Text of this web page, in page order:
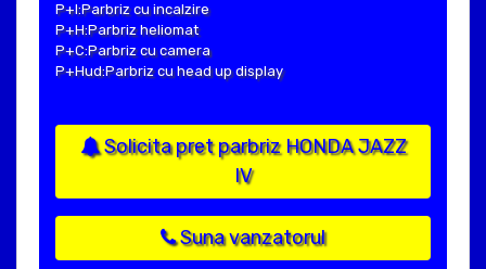
P+I:Parbriz cu incalzire
P+H:Parbriz heliomat
P+C:Parbriz cu camera
P+Hud:Parbriz cu head up display
Solicita pret parbriz HONDA JAZZ
IV
Suna vanzatorul